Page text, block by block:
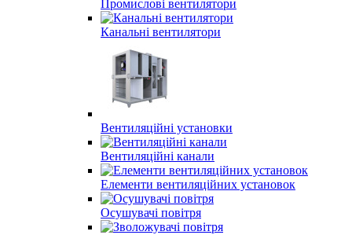
Промислові вентилятори
Канальні вентилятори
Вентиляційні установки
Вентиляційні канали
Елементи вентиляційних установок
Осушувачі повітря